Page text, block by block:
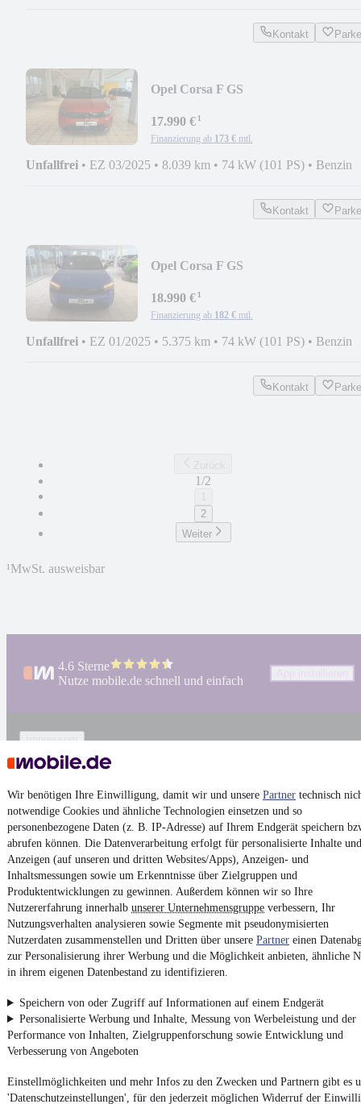
Wir benötigen Ihre Einwilligung, damit wir und unsere Partner technisch
notwendige Cookies und ähnliche Technologien einsetzen und so
personenbezogene Daten (z. B. IP-Adresse) auf Ihrem Endgerät speichern
abrufen können. Die Datenverarbeitung erfolgt für personalisierte Inhalte und
Anzeigen (auf unseren und dritten Websites/Apps), Anzeigen- und
Inhaltsmessungen sowie um Erkenntnisse über Zielgruppen und
Produktentwicklungen zu gewinnen. Außerdem können wir so Ihre
Nutzererfahrung innerhalb unserer Unternehmensgruppe verbessern, Ihr
Nutzungsverhalten analysieren sowie Segmente mit pseudonymisierten
Nutzerdaten zusammenstellen und Dritten über unsere Partner einen
zur Personalisierung ihrer Werbung und die Möglichkeit anbieten, ähnliche
in ihrem eigenen Datenbestand zu identifizieren.
Speichern von oder Zugriff auf Informationen auf einem Endgerät
Personalisierte Werbung und Inhalte, Messung von Werbeleistung und der
Performance von Inhalten, Zielgruppenforschung sowie Entwicklung und
Verbesserung von Angeboten
Einstellmöglichkeiten und mehr Infos zu den Zwecken und Partnern gibt es
'Datenschutzeinstellungen', für den jederzeit möglichen Widerruf der
Kontakt
Opel Corsa F GS
17.990 €¹
Finanzierung ab 173 € mtl.
Unfallfrei • EZ 03/2025 • 8.039 km • 74 kW (101 PS) • Benzin
Kontakt
Opel Corsa F GS
18.990 €¹
Finanzierung ab 182 € mtl.
Unfallfrei • EZ 01/2025 • 5.375 km • 74 kW (101 PS) • Benzin
Kontakt
1/2
2
Weiter
¹MwSt. ausweisbar
4.6 Sterne
Nutze mobile.de schnell und einfach
Impressum
AGB
Datenschutz
Datenschutzeinstellungen
Erklärung zur Barrierefreiheit
Report Security Vulnerability (English)
Powered by
Entdecke Kleinwagen,SUVundWohnmobile